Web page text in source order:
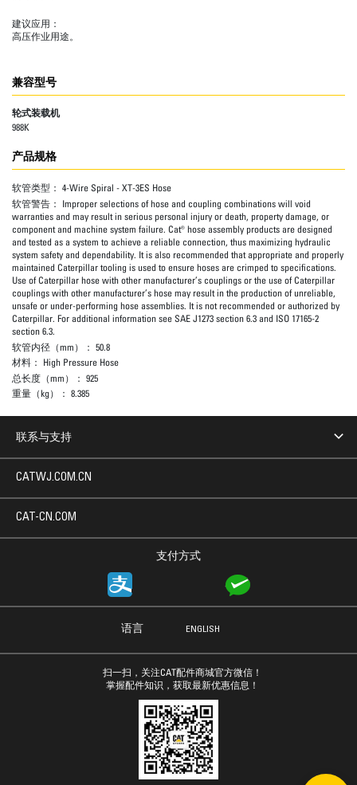
建议应用：
高压作业用途。
兼容型号
轮式装载机
988K
产品规格
软管类型： 4-Wire Spiral - XT-3ES Hose
软管警告： Improper selections of hose and coupling combinations will void
warranties and may result in serious personal injury or death, property damage, or
component and machine system failure. Cat® hose assembly products are designed
and tested as a system to achieve a reliable connection, thus maximizing hydraulic
system safety and dependability. It is also recommended that appropriate and properly
maintained Caterpillar tooling is used to ensure hoses are crimped to specifications.
Use of Caterpillar hose with other manufacturer’s couplings or the use of Caterpillar
couplings with other manufacturer’s hose may result in the production of unreliable,
unsafe or under-performing hose assemblies. It is not recommended or authorized by
Caterpillar. For additional information see SAE J1273 section 6.3 and ISO 17165-2
section 6.3.
软管内径（mm）： 50.8
材料： High Pressure Hose
总长度（mm）： 925
重量（kg）： 8.385
联系与支持
支付方式
CATWJ.COM.CN
CAT-CN.COM
语言 ENGLISH
扫一扫，关注CAT配件商城官方微信！
掌握配件知识，获取最新优惠信息！